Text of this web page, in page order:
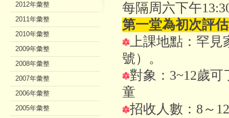
每隔周六下午
第一堂為初次評
上課地點：罕見
號）。
對象：3~12歲
童
招收人數：8～
2012年彙整
2011年彙整
2010年彙整
2009年彙整
2008年彙整
2007年彙整
2006年彙整
2005年彙整